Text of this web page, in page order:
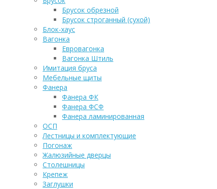
Брусок обрезной
Брусок строганный (сухой)
Блок-хаус
Вагонка
Евровагонка
Вагонка Штиль
Имитация бруса
Мебельные щиты
Фанера
Фанера ФК
Фанера ФСФ
Фанера ламинированная
ОСП
Лестницы и комплектующие
Погонаж
Жалюзийные дверцы
Столешницы
Крепеж
Заглушки